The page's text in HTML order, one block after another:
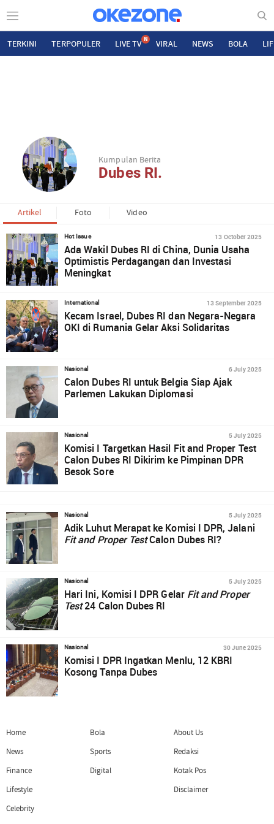
TERKINI TERPOPULER LIVE TV N VIRAL NEWS BOLA
Kumpulan Berita
Dubes RI.
Artikel Foto Video
Hot Issue 13 October 2025
Ada Wakil Dubes RI di China, Dunia Usaha
Optimistis Perdagangan dan Investasi
Meningkat
International 13 September 2025
Kecam Israel, Dubes RI dan Negara-Negara
OKI di Rumania Gelar Aksi Solidaritas
Nasional 6 July 2025
Calon Dubes RI untuk Belgia Siap Ajak
Parlemen Lakukan Diplomasi
Nasional 5 July 2025
Komisi I Targetkan Hasil Fit and Proper Test
Calon Dubes RI Dikirim ke Pimpinan DPR
Besok Sore
Nasional 5 July 2025
Adik Luhut Merapat ke Komisi I DPR, Jalani
Fit and Proper TestCalon Dubes RI?
Nasional 5 July 2025
Hari Ini, Komisi I DPR Gelar Fit and Proper
Test24 Calon Dubes RI
Nasional 30 June 2025
Komisi I DPR Ingatkan Menlu, 12 KBRI
Kosong Tanpa Dubes
Home
News
Finance
Lifestyle
Celebrity
Bola
Sports
Digital
About Us
Redaksi
Kotak Pos
Disclaimer